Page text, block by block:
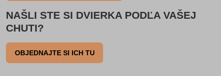
NAŠLI STE SI DVIERKA PODĽA VAŠEJ
CHUTI?
OBJEDNAJTE SI ICH TU